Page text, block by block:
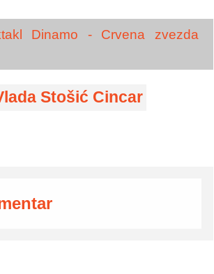
Dinamo - Crvena zvezda
Stošić Cincar